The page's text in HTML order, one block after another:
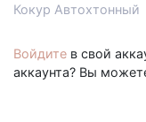
Кокур Автохтонный
Войдите в свой
аккаунта? Вы